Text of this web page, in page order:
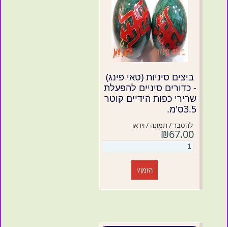
ביצים סיניות (טאי פינג)
- כדורים סיניים להפעלת
שרירי כפות הידיים קוטר
3.5ס'מ.
להסבר / תמונה / וידאו
₪67.00
הזמן/י